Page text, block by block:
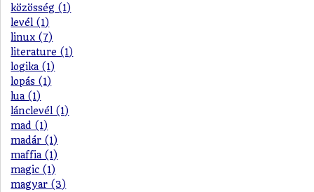
közösség (1)
levél (1)
linux (7)
literature (1)
logika (1)
lopás (1)
lua (1)
lánclevél (1)
mad (1)
madár (1)
maffia (1)
magic (1)
magyar (3)